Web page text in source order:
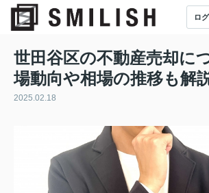
ロ
世田谷区の不動産売却に
場動向や相場の推移も解
2025.02.18